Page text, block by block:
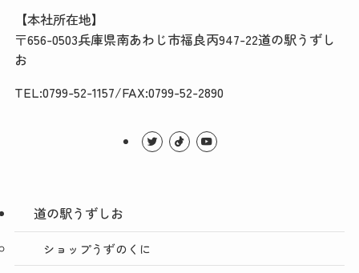
【本社所在地】
〒656-0503兵庫県南あわじ市福良丙947-22道の駅うずし
お
TEL:0799-52-1157/FAX:0799-52-2890
道の駅うずしお
ショップうずのくに